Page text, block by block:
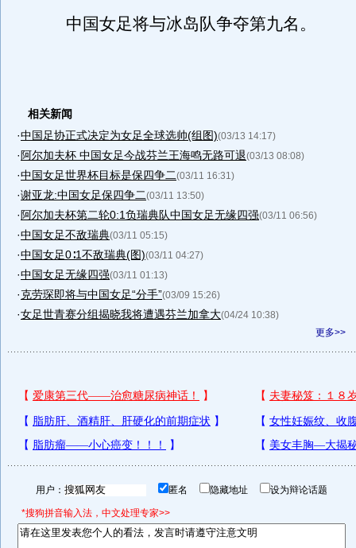
中国女足将与冰岛队争夺第九名。
相关新闻
·中国足协正式决定为女足全球选帅(组图)(03/13 14:17)
· 阿尔加夫杯 中国女足今战芬兰王海鸣无路可退(03/13 08:08)
·中国女足世界杯目标是保四争二(03/11 16:31)
·谢亚龙:中国女足保四争二(03/11 13:50)
· 阿尔加夫杯第二轮0:1负瑞典队中国女足无缘四强(03/11 06:56)
·中国女足不敌瑞典(03/11 05:15)
·中国女足0∶1不敌瑞典(图)(03/11 04:27)
·中国女足无缘四强(03/11 01:13)
·克劳琛即将与中国女足“分手”(03/09 15:26)
·女足世青赛分组揭晓我将遭遇芬兰加拿大(04/24 10:38)
更多>>
用户： 匿名 隐藏地址 设为辩论话题
*搜狗拼音输入法，中文处理专家>>